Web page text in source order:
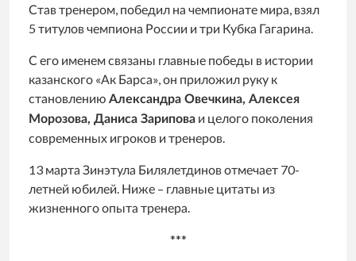
Став тренером, победил на чемпионате мира, взял
5 титулов чемпиона России и три Кубка Гагарина.
С его именем связаны главные победы в истории
казанского «Ак Барса», он приложил руку к
становлению Александра Овечкина, Алексея
Морозова, Даниса Зарипова и целого поколения
современных игроков и тренеров.
13 марта Зинэтула Билялетдинов отмечает 70-
летней юбилей. Ниже – главные цитаты из
жизненного опыта тренера.
***